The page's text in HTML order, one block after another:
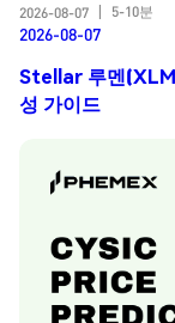
2026-08-07
5-10분
2026-08-07
Stellar 루멘
성 가이드